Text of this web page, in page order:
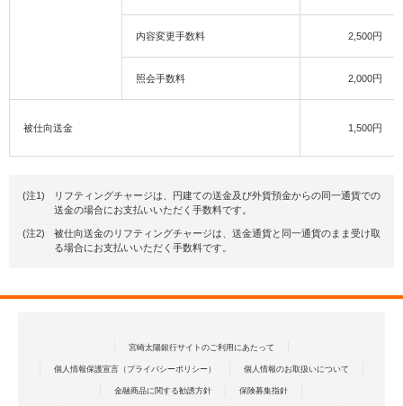
内容変更手数料 2,500円
照会手数料 2,000円
被仕向送金 1,500円
(注1)
リフティングチャージは、円建ての送金及び外貨預金からの同一通貨での
送金の場合にお支払いいただく手数料です。
(注2)
被仕向送金のリフティングチャージは、送金通貨と同一通貨のまま受け取
る場合にお支払いいただく手数料です。
宮崎太陽銀行サイトのご利用にあたって
個人情報保護宣言（プライバシーポリシー） 個人情報のお取扱いについて
金融商品に関する勧誘方針 保険募集指針